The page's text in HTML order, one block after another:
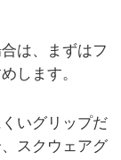
は、まずはフ
します。
いグリップだ
スクウェアグ